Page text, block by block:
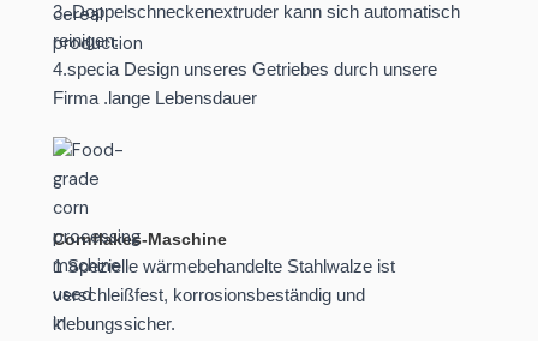
3. Doppelschneckenextruder kann sich automatisch
reinigen.
4.specia Design unseres Getriebes durch unsere
Firma .lange Lebensdauer
Cornflakes-Maschine
1 Spezielle wärmebehandelte Stahlwalze ist
verschleißfest, korrosionsbeständig und
klebungssicher.